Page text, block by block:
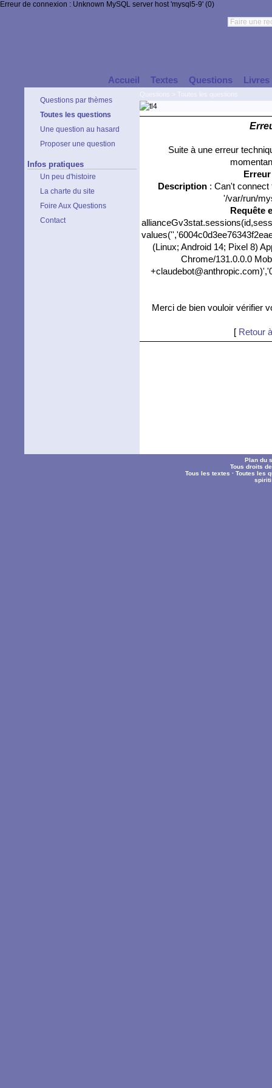
Erreur de connexion : Unknown MySQL server host 'mysql5-9' (0)
Accueil Textes Questions Livres
Questions par thèmes
Toutes les questions
Une question au hasard
Proposer une question
Infos pratiques
Un peu d'histoire
La charte du site
Foire Aux Questions
Contact
Suite à une erreur
Description: Can't connect
'/var/run/
Requête
(Linux; Android 14; Pixel 8)
Chrome/131.0.0.0
Merci de bien vouloir vérifier
[ Retour
Plan du
Tous droits
Tous les textes ·Toutes les